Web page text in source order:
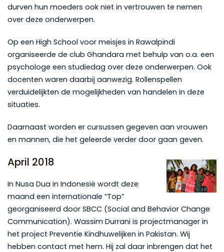
durven hun moeders ook niet in vertrouwen te nemen
over deze onderwerpen.
Op een High School voor meisjes in Rawalpindi
organiseerde de club Ghandara met behulp van o.a. een
psychologe een studiedag over deze onderwerpen. Ook
docenten waren daarbij aanwezig. Rollenspellen
verduidelijkten de mogelijkheden van handelen in deze
situaties.
Daarnaast worden er cursussen gegeven aan vrouwen
en mannen, die het geleerde verder door gaan geven.
April 2018
In Nusa Dua in Indonesië wordt deze
maand een internationale “Top”
georganiseerd door SBCC (Social and Behavior Change
Communication). Wassim Durrani is projectmanager in
het project Preventie Kindhuwelijken in Pakistan. Wij
hebben contact met hem. Hij zal daar inbrengen dat het